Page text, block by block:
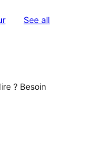
See allreviews
? Besoin